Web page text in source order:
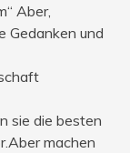
Aber,
Gedanken und
sie die besten
machen